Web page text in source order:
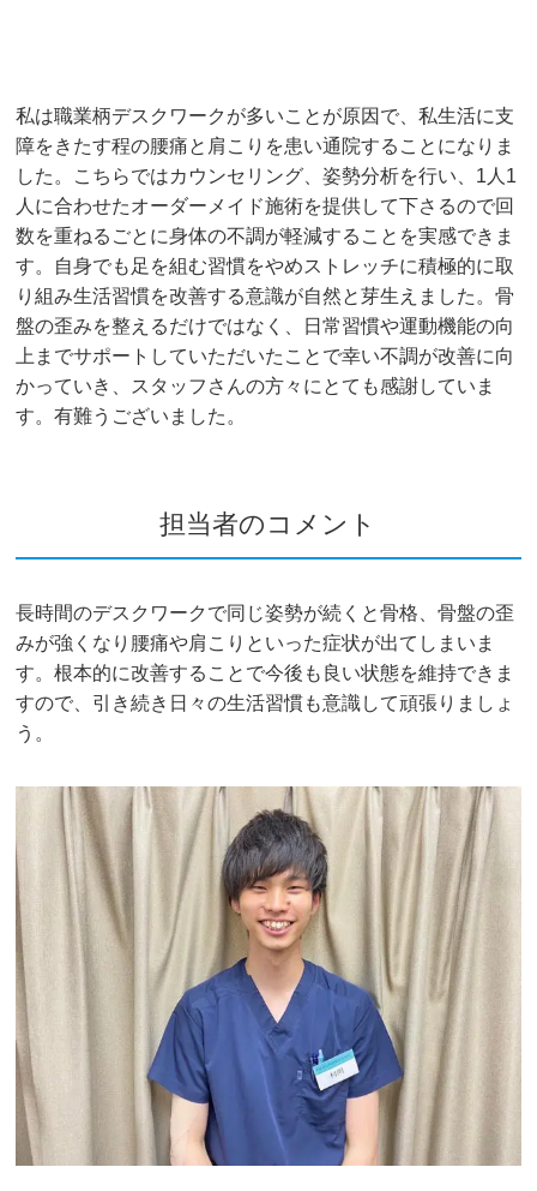
私は職業柄デスクワークが多いことが原因で、私生活に支
障をきたす程の腰痛と肩こりを患い通院することになりま
した。こちらではカウンセリング、姿勢分析を行い、1人1
人に合わせたオーダーメイド施術を提供して下さるので回
数を重ねるごとに身体の不調が軽減することを実感できま
す。自身でも足を組む習慣をやめストレッチに積極的に取
り組み生活習慣を改善する意識が自然と芽生えました。骨
盤の歪みを整えるだけではなく、日常習慣や運動機能の向
上までサポートしていただいたことで幸い不調が改善に向
かっていき、スタッフさんの方々にとても感謝していま
す。有難うございました。
担当者のコメント
長時間のデスクワークで同じ姿勢が続くと骨格、骨盤の歪
みが強くなり腰痛や肩こりといった症状が出てしまいま
す。根本的に改善することで今後も良い状態を維持できま
すので、引き続き日々の生活習慣も意識して頑張りましょ
う。